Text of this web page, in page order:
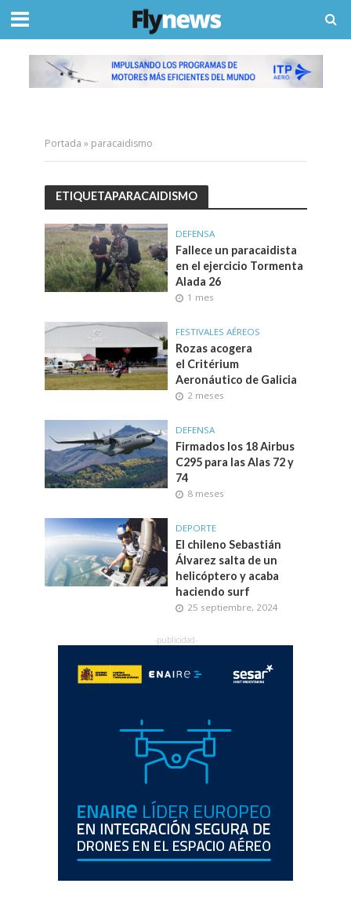
Portada » paracaidismo
ETIQUETAPARACAIDISMO
DEFENSA
Fallece un paracaidista
en el ejercicio Tormenta
Alada 26
1 mes
FESTIVALES AÉREOS
Rozas acogera
el Critérium
Aeronáutico de Galicia
2 meses
DEFENSA
Firmados los 18 Airbus
C295 para las Alas 72 y
74
8 meses
DEPORTE
El chileno Sebastián
Álvarez salta de un
helicóptero y acaba
haciendo surf
25 septiembre, 2024